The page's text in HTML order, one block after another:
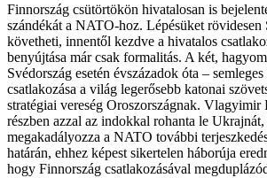
Finnország csütörtökön hivatalosan is
szándékát a NATO-hoz. Lépésüket rövidesen
követheti, innentől kezdve a hivatalos
benyújtása már csak formalitás. A két,
Svédország esetén évszázadok óta –
csatlakozása a világ legerősebb katonai
stratégiai vereség Oroszországnak. Vlagyimir
részben azzal az indokkal rohanta le
megakadályozza a NATO további
határán, ehhez képest sikertelen háborúja
hogy Finnország csatlakozásával